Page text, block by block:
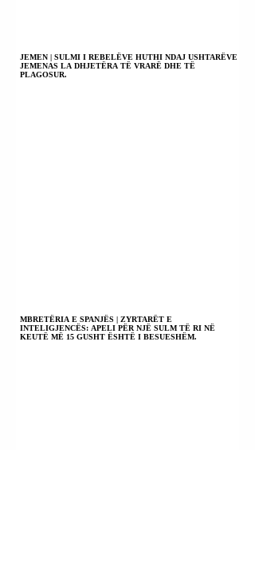
JEMEN | SULMI I REBELËVE HUTHI NDAJ USHTARËVE
JEMENAS LA DHJETËRA TË VRARË DHE TË
PLAGOSUR.
MBRETËRIA E SPANJËS | ZYRTARËT E
INTELIGJENCËS: APELI PËR NJË SULM TË RI NË
KEUTË MË 15 GUSHT ËSHTË I BESUESHËM.